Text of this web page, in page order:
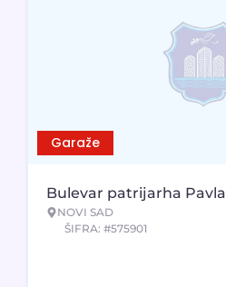
Garaže
Bulevar patrijarha Pavla
NOVI SAD
ŠIFRA: #575901